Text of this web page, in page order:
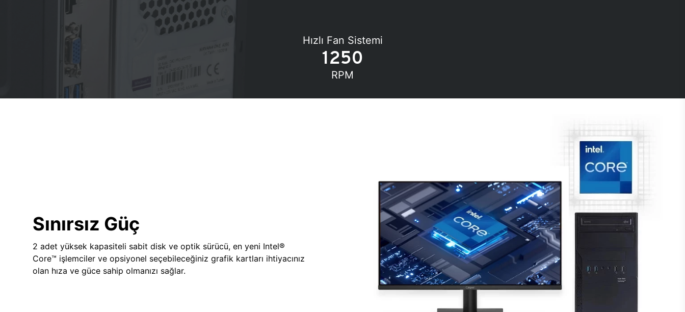
Hızlı Fan Sistemi
1250
RPM
Sınırsız Güç
2 adet yüksek kapasiteli sabit disk ve optik sürücü, en yeni Intel®
Core™ işlemciler ve opsiyonel seçebileceğiniz grafik kartları ihtiyacınız
olan hıza ve güce sahip olmanızı sağlar.